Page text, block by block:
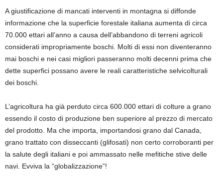
Agiustificazione di mancati interventi in montagna si diffonde
informazione che la superficie forestale italiana aumenta di circa
70.000 ettari all’anno a causa dell’abbandono di terreni agricoli
considerati impropriamente boschi . Molti di essi non diventeranno
mai boschi e nei casi migliori passeranno molti decenni prima che
dette superfici possano avere le reali caratteristiche selvicolturali
dei boschi.
L’agricoltura ha già perduto circa 600.000 ettari di colture a grano
essendo il costo di produzione ben superiore al prezzo di mercato
del prodotto. Ma che importa, importandosi grano dal Canada,
grano trattato con disseccanti (glifosati) non certo corroboranti per
la salute degli italiani e poi ammassato nelle mefitiche stive delle
navi . Evviva la “globalizzazione”!